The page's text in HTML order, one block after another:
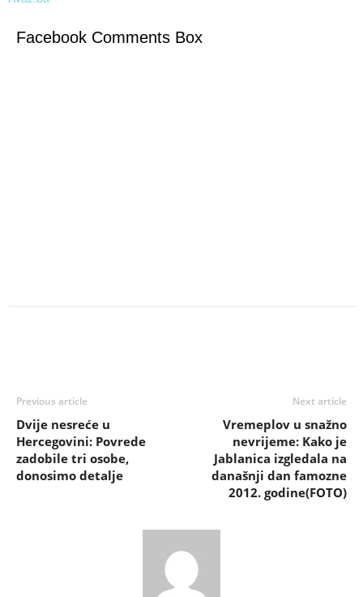
Facebook Comments Box
Previous article
Dvije nesreće u
Hercegovini: Povrede
zadobile tri osobe,
donosimo detalje
Next article
Vremeplov u snažno
nevrijeme: Kako je
Jablanica izgledala na
današnji dan famozne
2012. godine(FOTO)